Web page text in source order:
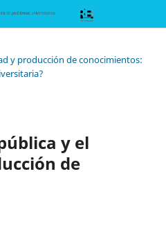
y producción de conocimientos:
y el
de